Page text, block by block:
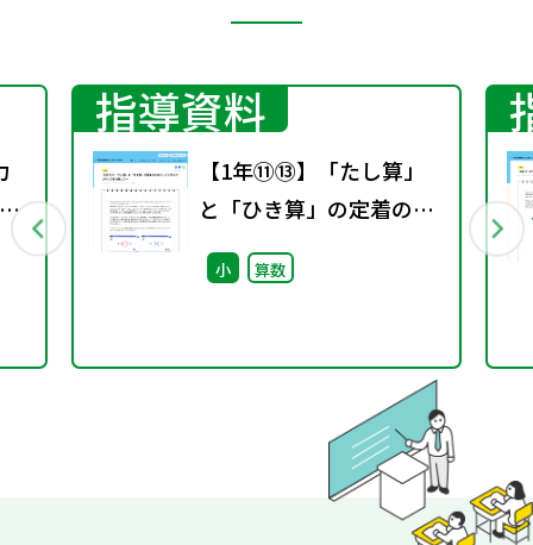
指導資料
【1年⑪⑬】「たし算」
と「ひき算」の定着のた
めに～デジタルコンテン
ツを活用して～
小 算数